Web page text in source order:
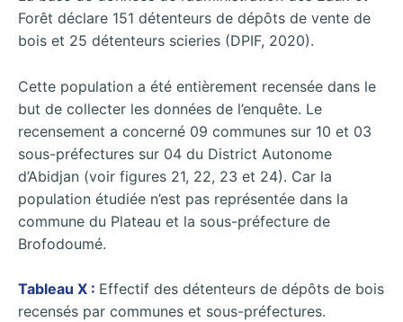
Forêt déclare 151 détenteurs de dépôts de vente de
bois et 25 détenteurs scieries (DPIF, 2020).
Cette population a été entièrement recensée dans le
but de collecter les données de l’enquête. Le
recensement a concerné 09 communes sur 10 et 03
sous-préfectures sur 04 du District Autonome
d’Abidjan (voir figures 21, 22, 23 et 24). Car la
population étudiée n’est pas représentée dans la
commune du Plateau et la sous-préfecture de
Brofodoumé.
Tableau X : Effectif des détenteurs de dépôts de bois
recensés par communes et sous-préfectures.